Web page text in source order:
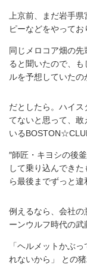
上京前、まだ岩手県
ピーなどをやってお
同じメロコア畑の
ると聞いたので、も
ルを予想していたの
だとしたら。ハイ
てないと思って、
いる
″師匠・キヨシの後
して乗り込んでき
ら最後までずっと
例えるなら、会社の
ーンウルフ時代の武
「ヘルメットかぶ
れないから」 との